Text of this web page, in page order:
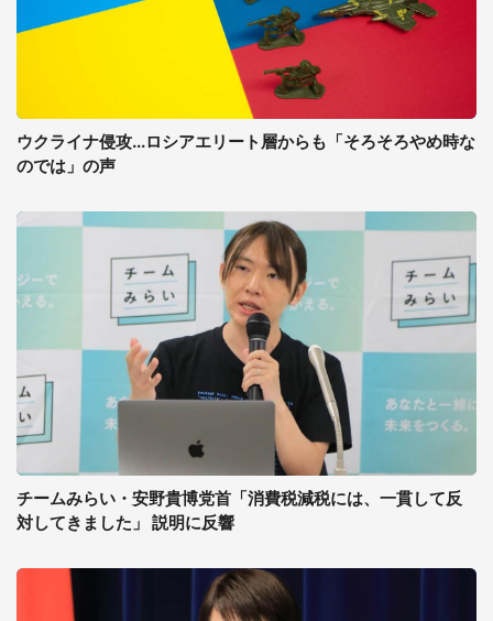
ウクライナ侵攻...ロシアエリート層からも「そろそろやめ時な
のでは」の声
チームみらい・安野貴博党首「消費税減税には、一貫して反
対してきました」 説明に反響